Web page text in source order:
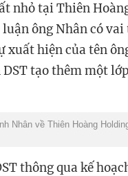
nhỏ tại Thiên
luận ông Nhân có
xuất hiện của tên
tạo thêm một
Nhân về Thiên Hoàng
thông qua kế